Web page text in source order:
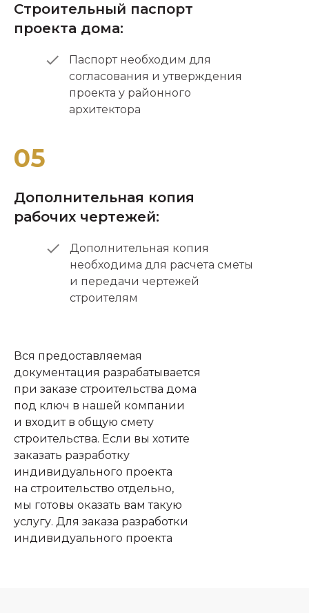
Строительный паспорт
проекта дома:
Паспорт необходим для
согласования и утверждения
проекта у районного
архитектора
Дополнительная копия
рабочих чертежей:
Дополнительная копия
необходима для расчета сметы
и передачи чертежей
строителям
Вся предоставляемая
документация разрабатывается
при заказе строительства дома
под ключ в нашей компании
и входит в общую смету
строительства. Если вы хотите
заказать разработку
индивидуального проекта
на строительство отдельно,
мы готовы оказать вам такую
услугу. Для заказа разработки
индивидуального проекта
05